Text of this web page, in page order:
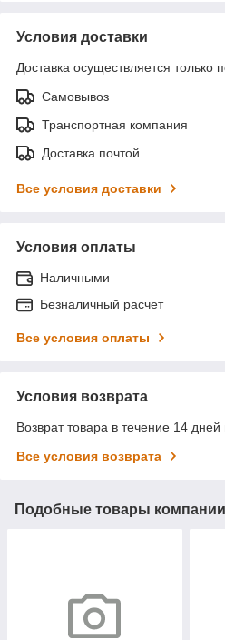
Условия доставки
Доставка осуществляется только
Самовывоз
Транспортная компания
Доставка почтой
Все условия доставки
Условия оплаты
Наличными
Безналичный расчет
Все условия оплаты
Условия возврата
Возврат товара в течение 14 дней
Все условия возврата
Подобные товары компании